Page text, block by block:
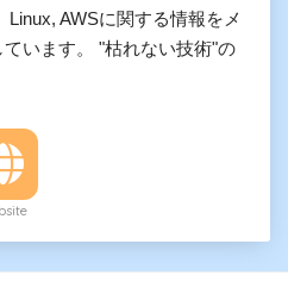
AWSに関する情報をメ
います。 "枯れない技術"の